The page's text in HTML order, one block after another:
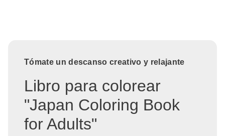
Tómate un descanso creativo y relajante
Libro para colorear
"Japan Coloring Book
for Adults"